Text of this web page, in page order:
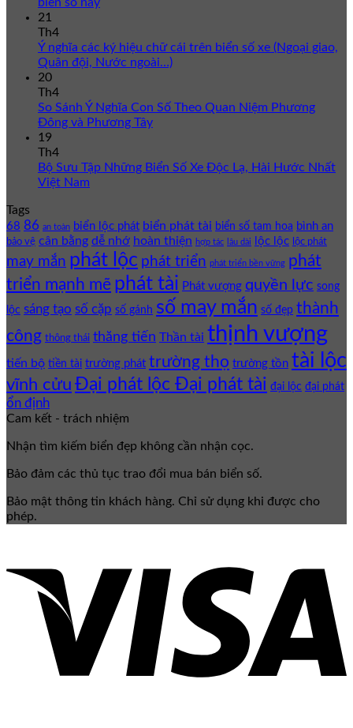
21
Th4
Ý nghĩa các ký hiệu chữ cái trên biển số xe (Ngoại giao,
Quân đội, Nước ngoài…)
20
Th4
So Sánh Ý Nghĩa Con Số Theo Quan Niệm Phương
Đông và Phương Tây
19
Th4
Bộ Sưu Tập Những Biển Số Xe Độc Lạ, Hài Hước Nhất
Việt Nam
Tags
68 86 an toàn biển lộc phát biển phát tài biển số tam hoa bình an
bảo vệ cân bằng dễ nhớ hoàn thiện hợp tác lâu dài lộc lộc lộc phát
may mắn phát lộc phát triển phát triển bền vững phát
triển mạnh mẽ phát tài Phát vượng quyền lực song
lộc sáng tạo số cặp số gánh số may mắn số đẹp thành
công thông thái thăng tiến Thần tài thịnh vượng
tiến bộ tiền tài trường phát trường thọ trường tồn tài lộc
vĩnh cửu Đại phát lộc Đại phát tài đại lộc đại phát
ổn định
Cam kết - trách nhiệm
Nhận tìm kiếm biển đẹp không cần nhận cọc.
Bảo đảm các thủ tục trao đổi mua bán biển số.
Bảo mật thông tin khách hàng. Chỉ sử dụng khi được cho
phép.